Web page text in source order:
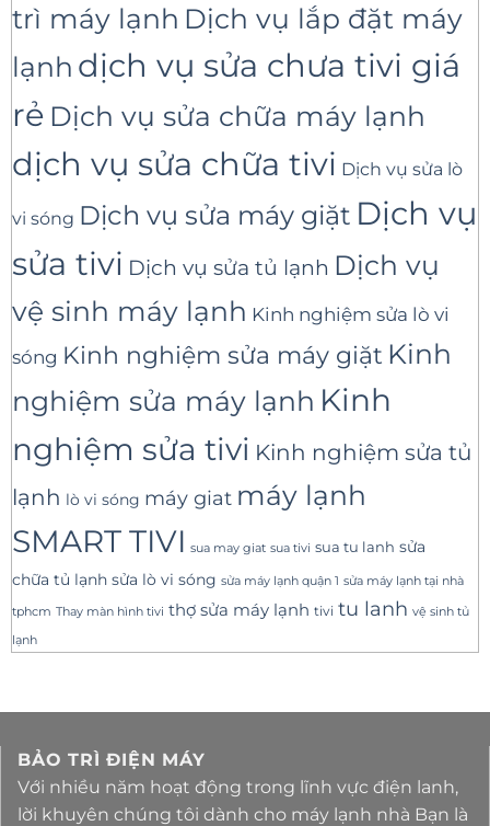
trì máy lạnh Dịch vụ lắp đặt máy
lạnh dịch vụ sửa chưa tivi giá
rẻ Dịch vụ sửa chữa máy lạnh
dịch vụ sửa chữa tivi Dịch vụ sửa lò
vi sóng Dịch vụ sửa máy giặt Dịch vụ
sửa tivi Dịch vụ sửa tủ lạnh Dịch vụ
vệ sinh máy lạnh Kinh nghiệm sửa lò vi
sóng Kinh nghiệm sửa máy giặt Kinh
nghiệm sửa máy lạnh Kinh
nghiệm sửa tivi Kinh nghiệm sửa tủ
lạnh lò vi sóng máy giat máy lạnh
SMART TIVI sua may giat sua tivi sua tu lanh sửa
chữa tủ lạnh sửa lò vi sóng sửa máy lạnh quận 1 sửa máy lạnh tại nhà
tphcm Thay màn hình tivi thợ sửa máy lạnh tivi tu lanh vệ sinh tủ
lạnh
BẢO TRÌ ĐIỆN MÁY
Với nhiều năm hoạt động trong lĩnh vực điện lanh,
lời khuyên chúng tôi dành cho máy lạnh nhà Bạn là